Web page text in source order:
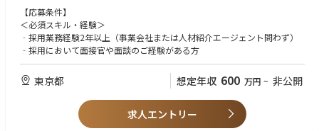
＜業務内容＞
１．採用戦略の立案と実行：
‐事業責任者・部門長との密な連携を通じた採用計画の策定
‐市場動向を踏まえたターゲット設定、ペルソナ策定
‐ダイレクトリクルーティング（スカウトメール作成・運用）を主軸とし
た能動的なアプローチ
‐人材紹介エージェントとのリレーション構築、戦略的な活用
‐リファラル採用、タレントプール構築の推進
３．選考プロセス設計・管理：
【応募条件】
＜必須スキル・経験＞
‐採用業務経験2年以上（事業会社または人材紹介エージェント問わず）
‐採用において面接官や面談のご経験がある方
東京都 想定年収 600 万円 ~ 非公開
求人エントリー